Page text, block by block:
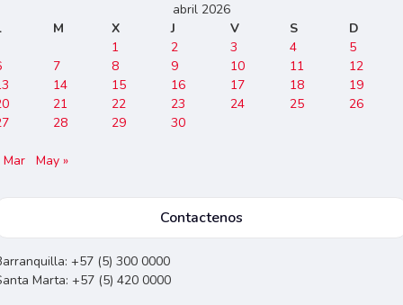
abril 2026
M X J V S
D
1
2 3 4
5
7 8 9 10 11
12
14 15 16 17 18
19
21 22 23 24 25
26
28 29 30
Mar May »
Contactenos
+57 (5) 300 0000
Marta: +57 (5) 420 0000